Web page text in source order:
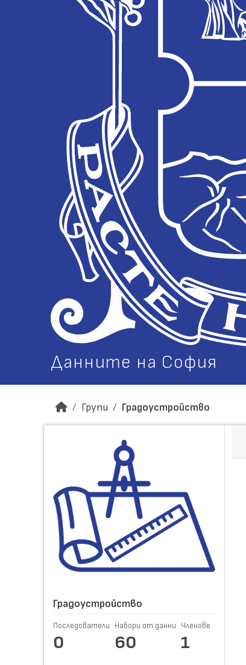
Данните на София
Групи Градоустройство
Градоустройство
Последователи
0
Набори от данни
60
Членове
1